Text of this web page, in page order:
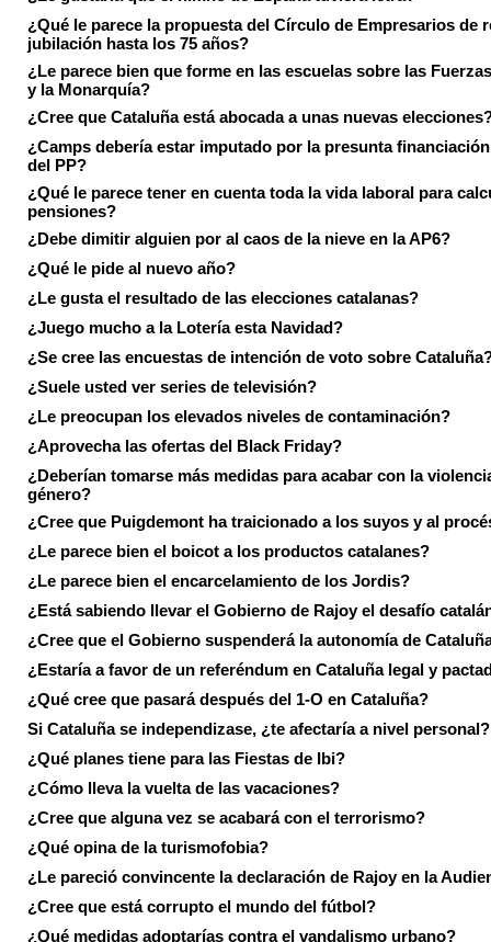
¿Qué le parece la propuesta del Círculo de Empresarios de
jubilación hasta los 75 años?
¿Le parece bien que forme en las escuelas sobre las
y la Monarquía?
¿Cree que Cataluña está abocada a unas nuevas
¿Camps debería estar imputado por la presunta
del PP?
¿Qué le parece tener en cuenta toda la vida laboral para
pensiones?
¿Debe dimitir alguien por al caos de la nieve en la AP6?
¿Qué le pide al nuevo año?
¿Le gusta el resultado de las elecciones catalanas?
¿Juego mucho a la Lotería esta Navidad?
¿Se cree las encuestas de intención de voto sobre
¿Suele usted ver series de televisión?
¿Le preocupan los elevados niveles de contaminación?
¿Aprovecha las ofertas del Black Friday?
¿Deberían tomarse más medidas para acabar con la
género?
¿Cree que Puigdemont ha traicionado a los suyos y al
¿Le parece bien el boicot a los productos catalanes?
¿Le parece bien el encarcelamiento de los Jordis?
¿Está sabiendo llevar el Gobierno de Rajoy el desafío
¿Cree que el Gobierno suspenderá la autonomía de
¿Estaría a favor de un referéndum en Cataluña legal y
¿Qué cree que pasará después del 1-O en Cataluña?
Si Cataluña se independizase, ¿te afectaría a nivel personal?
¿Qué planes tiene para las Fiestas de Ibi?
¿Cómo lleva la vuelta de las vacaciones?
¿Cree que alguna vez se acabará con el terrorismo?
¿Qué opina de la turismofobia?
¿Le pareció convincente la declaración de Rajoy en la
¿Cree que está corrupto el mundo del fútbol?
¿Qué medidas adoptarías contra el vandalismo urbano?